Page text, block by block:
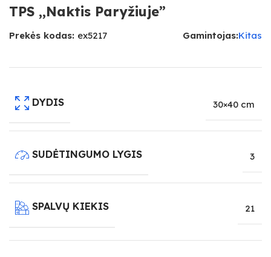
TPS ,,Naktis Paryžiuje”
Prekės kodas: ex5217 Gamintojas:Kitas
DYDIS 30×40 cm
SUDĖTINGUMO LYGIS 3
SPALVŲ KIEKIS 21